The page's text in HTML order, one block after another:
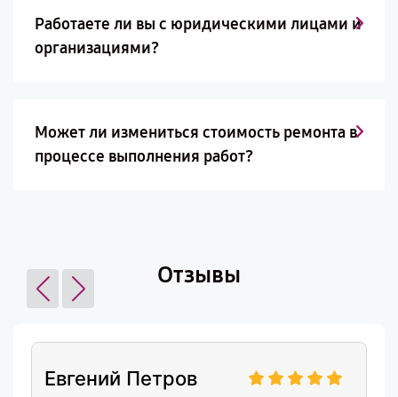
Работаете ли вы с юридическими лицами и
организациями?
Может ли измениться стоимость ремонта в
процессе выполнения работ?
Отзывы
Евгений Петров